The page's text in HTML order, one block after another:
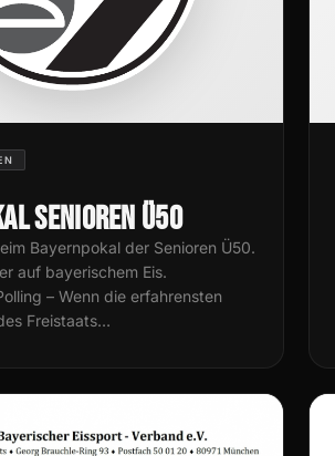
Senioren Ü50
Bayernpokal der Senioren Ü50.
auf bayerischem Eis.
– Wenn die erfahrensten
Freistaats…